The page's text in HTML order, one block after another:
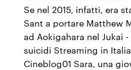
Se nel 2015, infatti, era
Sant a portare Matthew
ad Aokigahara nel Jukai
suicidi Streaming in
Cineblog01 Sara, una